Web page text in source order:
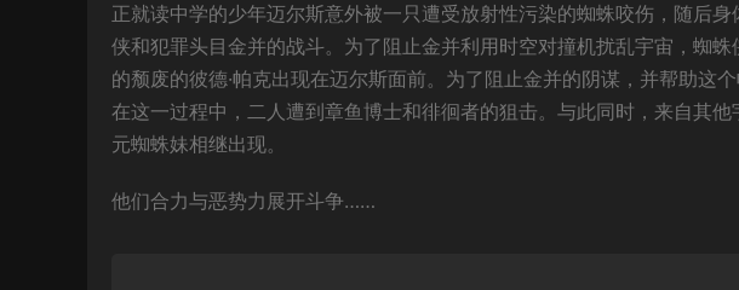
正就读中学的少年迈尔斯意外被一只遭受放射性污染的蜘蛛咬伤，随后
侠和犯罪头目金并的战斗。为了阻止金并利用时空对撞机扰乱宇宙，蜘
的颓废的彼德·帕克出现在迈尔斯面前。为了阻止金并的阴谋，并帮助这
在这一过程中，二人遭到章鱼博士和徘徊者的狙击。与此同时，来自其
元蜘蛛妹相继出现。
他们合力与恶势力展开斗争……